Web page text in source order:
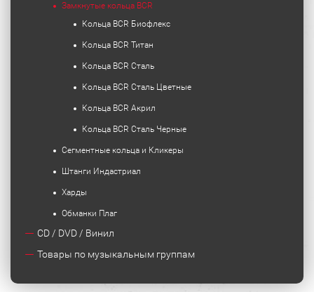
Замкнутые кольца BCR
Кольца BCR Биофлекс
Кольца BCR Титан
Кольца BCR Сталь
Кольца BCR Сталь Цветные
Кольца BCR Акрил
Кольца BCR Сталь Черные
Сегментные кольца и Кликеры
Штанги Индастриал
Харды
Обманки Плаг
CD / DVD / Винил
Товары по музыкальным группам